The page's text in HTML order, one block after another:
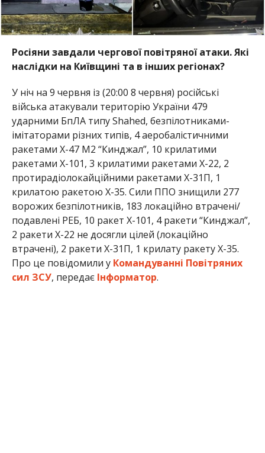
Росіяни завдали чергової повітряної атаки. Які
наслідки на Київщині та в інших регіонах?
У ніч на 9 червня із (20:00 8 червня) російські
війська атакували територію України 479
ударними БпЛА типу Shahed, безпілотниками-
імітаторами різних типів, 4 аеробалістичними
ракетами Х-47 М2 “Кинджал”, 10 крилатими
ракетами Х-101, 3 крилатими ракетами Х-22, 2
протирадіолокайційними ракетами Х-31П, 1
крилатою ракетою Х-35. Сили ППО знищили 277
ворожих безпілотників, 183 локаційно втрачені/
подавлені РЕБ, 10 ракет Х-101, 4 ракети “Кинджал”,
2 ракети Х-22 не досягли цілей (локаційно
втрачені), 2 ракети Х-31П, 1 крилату ракету Х-35.
Про це повідомили у Командуванні Повітряних
сил ЗСУ, передає Інформатор.